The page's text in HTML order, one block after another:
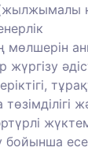
(жылжымалы
мөлшерін
бойынша